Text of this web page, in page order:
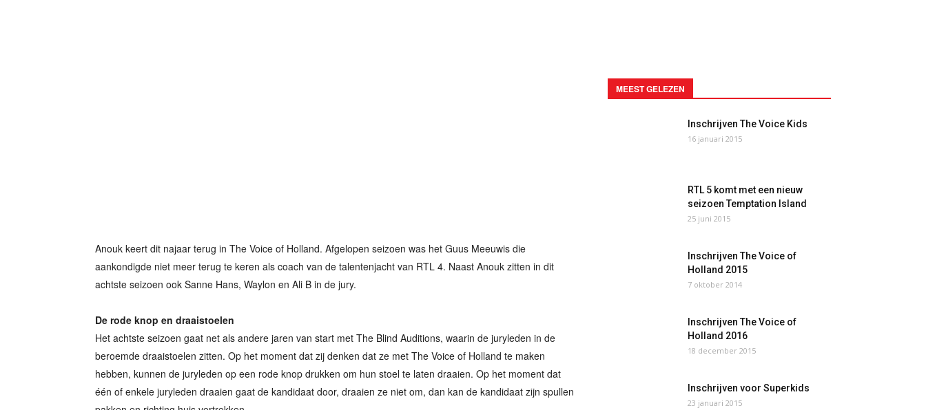
Anouk keert dit najaar terug in The Voice of Holland. Afgelopen seizoen was het Guus Meeuwis die
aankondigde niet meer terug te keren als coach van de talentenjacht van RTL 4. Naast Anouk zitten in dit
achtste seizoen ook Sanne Hans, Waylon en Ali B in de jury.
De rode knop en draaistoelen
Het achtste seizoen gaat net als andere jaren van start met The Blind Auditions, waarin de juryleden in de
beroemde draaistoelen zitten. Op het moment dat zij denken dat ze met The Voice of Holland te maken
hebben, kunnen de juryleden op een rode knop drukken om hun stoel te laten draaien. Op het moment dat
één of enkele juryleden draaien gaat de kandidaat door, draaien ze niet om, dan kan de kandidaat zijn spullen
MEEST GELEZEN
Inschrijven The Voice Kids
16 januari 2015
RTL 5 komt met een nieuw
seizoen Temptation Island
25 juni 2015
Inschrijven The Voice of
Holland 2015
7 oktober 2014
Inschrijven The Voice of
Holland 2016
18 december 2015
Inschrijven voor Superkids
23 januari 2015